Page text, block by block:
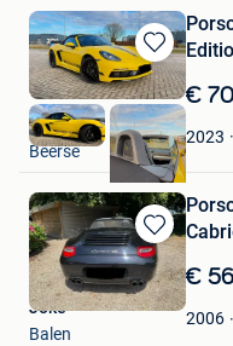
Bewaren
in
Mijn
Favorieten
€
2023
jo
Beerse
Bewaren
in
Mijn
Favorieten
€
2006
Joke
Balen